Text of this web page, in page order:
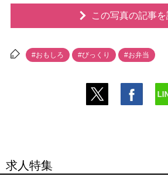
この写真の記事を
#おもしろ #びっくり #お弁当
求人特集